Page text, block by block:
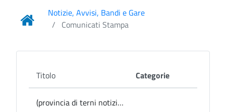
Notizie, Avvisi, Bandi e Gare
Comunicati Stampa
Titolo Categorie
(provincia di terni notizie) Provincia, la Presidente Pernazza ha incontrato a Palazzo Bazzani i nuovi Comandanti dei Carabinieri e della Guardia di Finanza